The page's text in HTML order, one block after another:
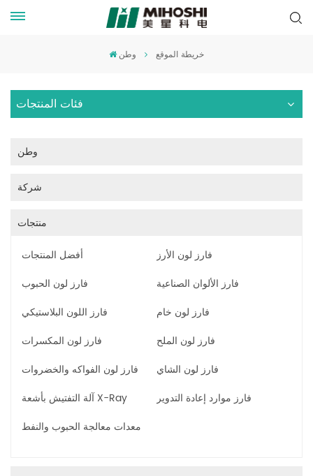
وطن خريطة الموقع
فئات المنتجات
وطن
شركة
منتجات
أفضل المنتجات
فارز لون الأرز
فارز لون الحبوب
فارز الألوان الصناعية
فارز اللون البلاستيكي
فارز لون خام
فارز لون المكسرات
فارز لون الملح
فارز لون الفواكه والخضروات
فارز لون الشاي
آلة التفتيش بأشعة X-Ray
فارز موارد إعادة التدوير
معدات معالجة الحبوب والنفط